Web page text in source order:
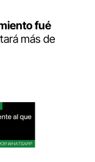
fué
más de